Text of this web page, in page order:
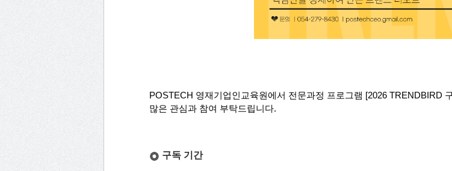
POSTECH 영재기업인교육원에서 전문과정 프로그램 [2026 TRENDBIRD
많은 관심과 참여 부탁드립니다.
구독 기간